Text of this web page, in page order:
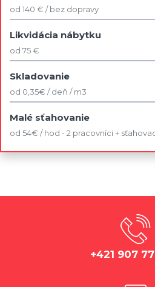
od 140 € / bez dopravy
Likvidácia nábytku
od 75 €
Skladovanie
od 0,35€ / deň / m3
Malé sťahovanie
od 54€ / hod - 2 pracovníci +
+421 907